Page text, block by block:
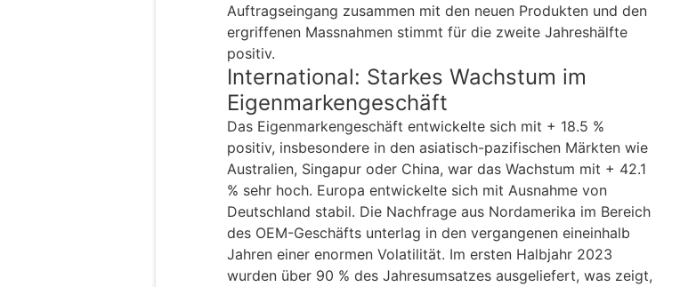
Auftragseingang zusammen mit den neuen Produkten und den
ergriffenen Massnahmen stimmt für die zweite Jahreshälfte
positiv.
International: Starkes Wachstum im
Eigenmarkengeschäft
Das Eigenmarkengeschäft entwickelte sich mit + 18.5 %
positiv, insbesondere in den asiatisch-pazifischen Märkten wie
Australien, Singapur oder China, war das Wachstum mit + 42.1
% sehr hoch. Europa entwickelte sich mit Ausnahme von
Deutschland stabil. Die Nachfrage aus Nordamerika im Bereich
des OEM-Geschäfts unterlag in den vergangenen eineinhalb
Jahren einer enormen Volatilität. Im ersten Halbjahr 2023
wurden über 90 % des Jahresumsatzes ausgeliefert, was zeigt,